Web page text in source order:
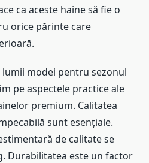
ca aceste haine să fie o
orice părinte care
modei pentru sezonul
pe aspectele practice ale
premium. Calitatea
sunt esențiale.
de calitate se
Durabilitatea este un factor